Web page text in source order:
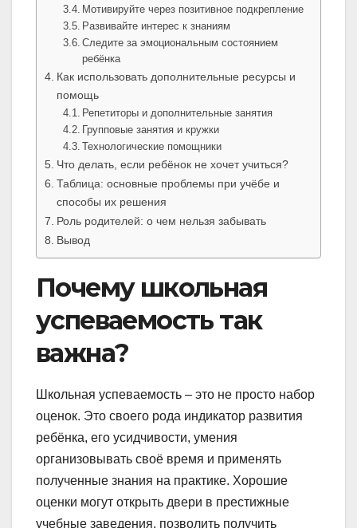
Мотивируйте через позитивное подкрепление
Развивайте интерес к знаниям
Следите за эмоциональным состоянием
ребёнка
Как использовать дополнительные ресурсы и
помощь
Репетиторы и дополнительные занятия
Групповые занятия и кружки
Технологические помощники
Что делать, если ребёнок не хочет учиться?
Таблица: основные проблемы при учёбе и
способы их решения
Роль родителей: о чем нельзя забывать
Вывод
Почему школьная
успеваемость так
важна?
Школьная успеваемость – это не просто набор
оценок. Это своего рода индикатор развития
ребёнка, его усидчивости, умения
организовывать своё время и применять
полученные знания на практике. Хорошие
оценки могут открыть двери в престижные
учебные заведения, позволить получить